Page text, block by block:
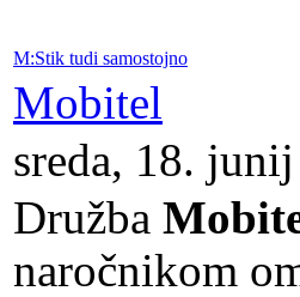
M:Stik tudi samostojno
Mobitel
sreda, 18.
Družba
naročnikom